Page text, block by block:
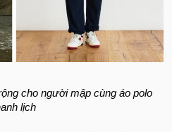
cho người mập cùng áo polo
lịch